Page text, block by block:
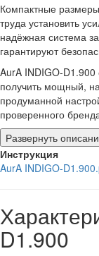
Компактные
труда установить
надёжная система
гарантируют
AurA INDIGO-D1.900
получить мощный,
продуманной
проверенного
Развернуть
Инструкция
AurA INDIGO-
D1.900